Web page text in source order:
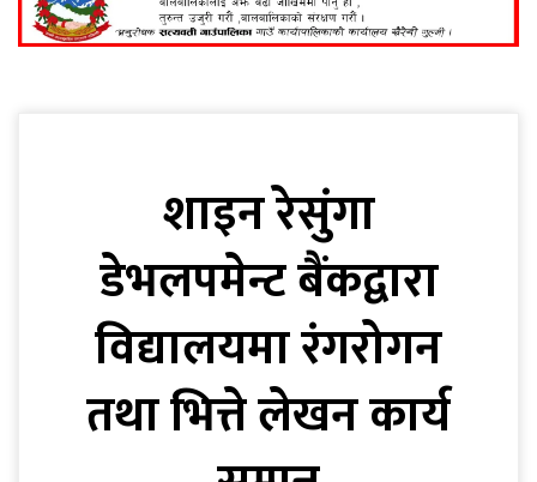
शाइन रेसुंगा
डेभलपमेन्ट बैंकद्वारा
विद्यालयमा रंगरोगन
तथा भित्ते लेखन कार्य